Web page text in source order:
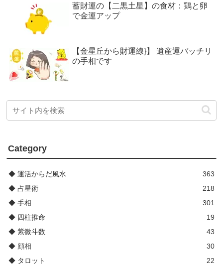
蓄財運の【二黒土星】の食材：鶏と卵
で金運アップ
【金星丘から財運線}】 遺産運バッチリ
の手相です
Category
◆ 運活からだ風水
363
◆ 占星術
218
◆ 手相
301
◆ 四柱推命
19
◆ 紫微斗数
43
◆ 顔相
30
◆ タロット
22